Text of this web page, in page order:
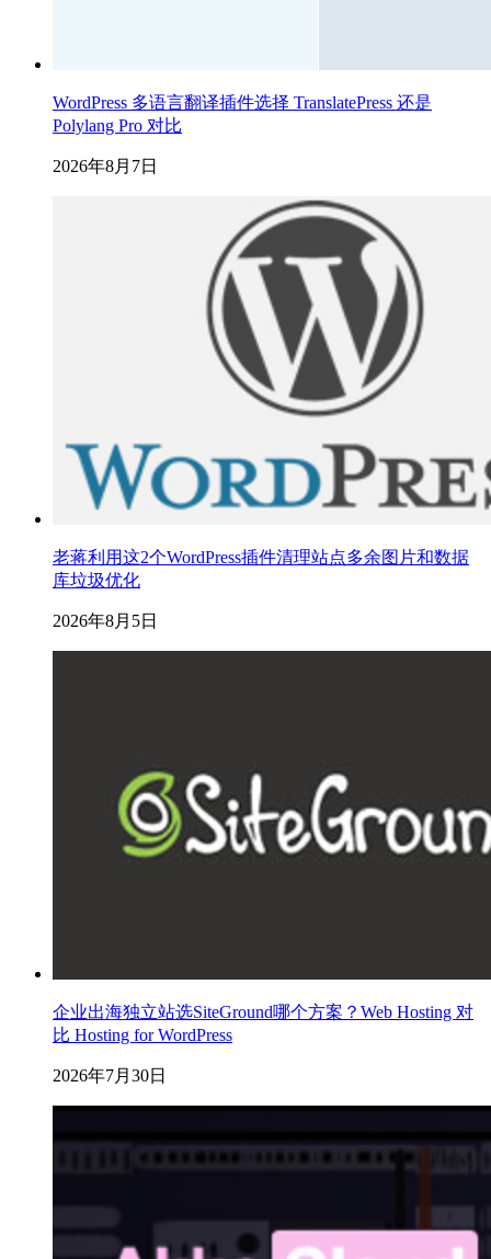
WordPress 多语言翻译插件选择 TranslatePress 还是
Polylang Pro 对比
2026年8月7日
老蒋利用这2个WordPress插件清理站点多余图片和数据
库垃圾优化
2026年8月5日
企业出海独立站选SiteGround哪个方案？Web Hosting 对
比 Hosting for WordPress
2026年7月30日